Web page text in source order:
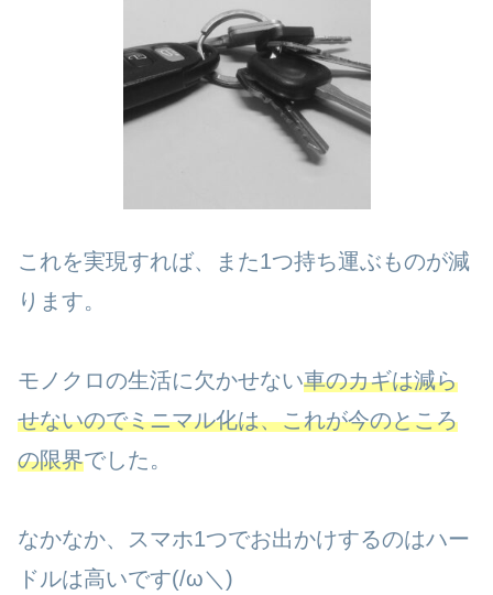
これを実現すれば、また1つ持ち運ぶものが減
ります。
モノクロの生活に欠かせない車のカギは減ら
せないのでミニマル化は、これが今のところ
の限界でした。
なかなか、スマホ1つでお出かけするのはハー
ドルは高いです(/ω＼)